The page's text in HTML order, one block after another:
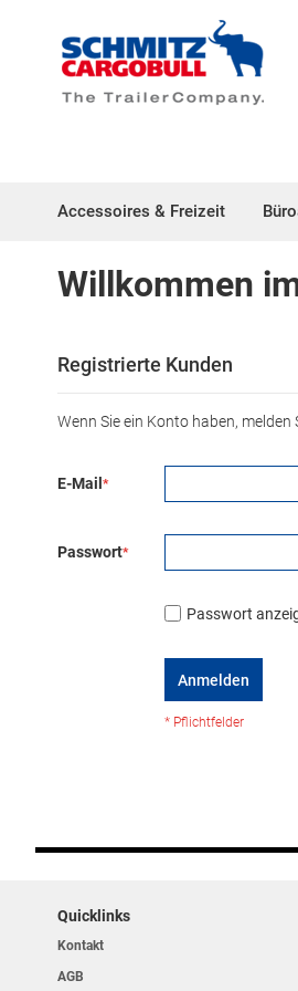
Accessoires & Freizeit
Willkommen
Registrierte Kunden
ANMELDEDATEN
Wenn Sie ein Konto haben, melden
E-Mail
Passwort
Passwort
Anmelden
Quicklinks
Kontakt
AGB